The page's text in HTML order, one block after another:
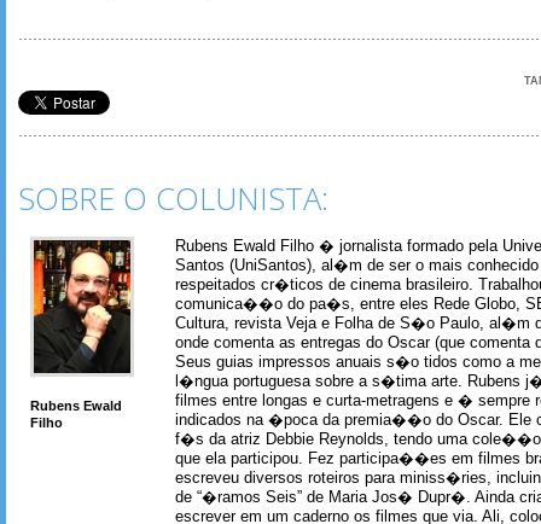
SOBRE O COLUNISTA:
Rubens Ewald
Filho
Rubens Ewald Filho � jornalista formado pela
Santos (UniSantos), al�m de ser o mais
respeitados cr�ticos de cinema brasileiro.
comunica��o do pa�s, entre eles Rede Globo,
Cultura, revista Veja e Folha de S�o Paulo, al�m
onde comenta as entregas do Oscar (que comenta
Seus guias impressos anuais s�o tidos como a
l�ngua portuguesa sobre a s�tima arte. Rubens
filmes entre longas e curta-metragens e � sempre
indicados na �poca da premia��o do Oscar. Ele
f�s da atriz Debbie Reynolds, tendo uma
que ela participou. Fez participa��es em filmes
escreveu diversos roteiros para miniss�ries,
de “�ramos Seis” de Maria Jos� Dupr�. Ainda
escrever em um caderno os filmes que via. Ali,